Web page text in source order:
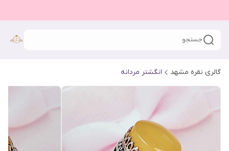
جستجو
گالری نقره مشهد انگشتر مردانه